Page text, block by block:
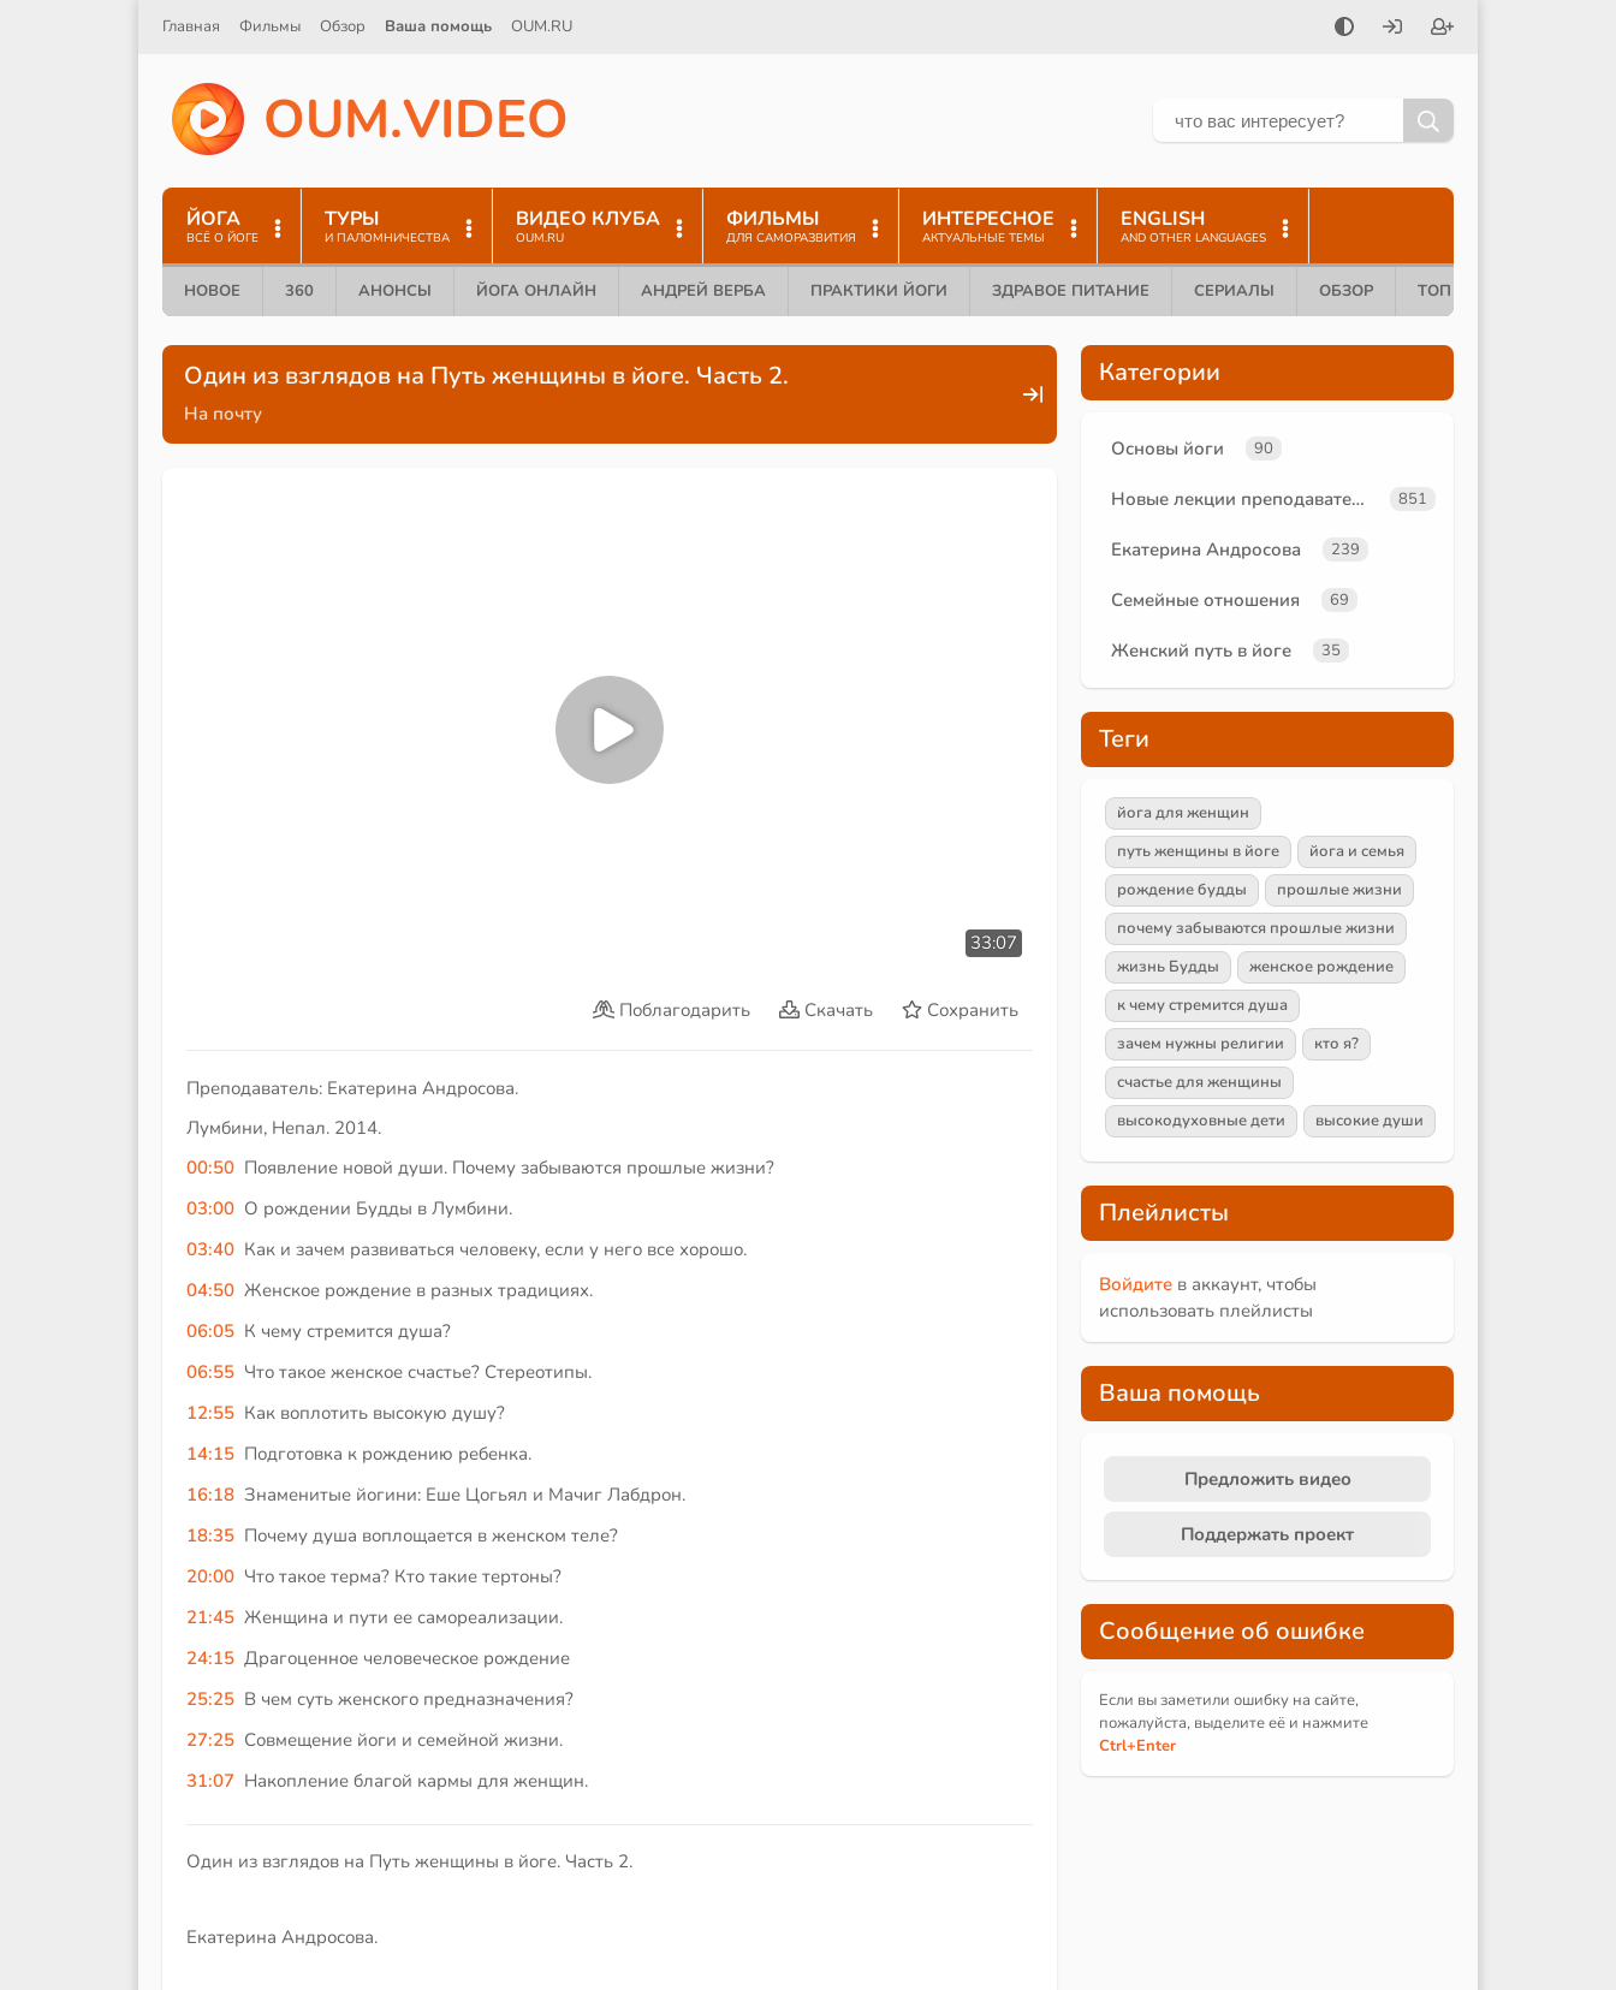
Главная Фильмы Обзор Ваша помощь OUM.RU
OUM.VIDEO
ЙОГА
ВСЁ О ЙОГЕ
ТУРЫ
И ПАЛОМНИЧЕСТВА
ВИДЕО КЛУБА
OUM.RU
ФИЛЬМЫ
ДЛЯ САМОРАЗВИТИЯ
ИНТЕРЕСНОЕ
АКТУАЛЬНЫЕ ТЕМЫ
ENGLISH
AND OTHER LANGUAGES
НОВОЕ 360 АНОНСЫ ЙОГА ОНЛАЙН АНДРЕЙ ВЕРБА ПРАКТИКИ ЙОГИ ЗДРАВОЕ ПИТАНИЕ СЕРИАЛЫ ОБЗОР ТОП 10
Один из взглядов на Путь женщины в йоге. Часть 2.
На почту
33:07
Поблагодарить Скачать Сохранить
Преподаватель: Екатерина Андросова.
Лумбини, Непал. 2014.
00:50 Появление новой души. Почему забываются прошлые жизни?
03:00 О рождении Будды в Лумбини.
03:40 Как и зачем развиваться человеку, если у него все хорошо.
04:50 Женское рождение в разных традициях.
06:05 К чему стремится душа?
06:55 Что такое женское счастье? Стереотипы.
12:55 Как воплотить высокую душу?
14:15 Подготовка к рождению ребенка.
16:18 Знаменитые йогини: Еше Цогьял и Мачиг Лабдрон.
18:35 Почему душа воплощается в женском теле?
20:00 Что такое терма? Кто такие тертоны?
21:45 Женщина и пути ее самореализации.
24:15 Драгоценное человеческое рождение
25:25 В чем суть женского предназначения?
27:25 Совмещение йоги и семейной жизни.
31:07 Накопление благой кармы для женщин.
Один из взглядов на Путь женщины в йоге. Часть 2.
Екатерина Андросова.
Категории
Основы йоги 90
Новые лекции преподавателей 851
Екатерина Андросова 239
Семейные отношения 69
Женский путь в йоге 35
Теги
йога для женщин
путь женщины в йоге
йога и семья
рождение будды
прошлые жизни
почему забываются прошлые жизни
жизнь Будды
женское рождение
к чему стремится душа
зачем нужны религии
кто я?
счастье для женщины
высокодуховные дети
высокие души
Плейлисты
Войдите в аккаунт, чтобы
использовать плейлисты
Ваша помощь
Предложить видео
Поддержать проект
Сообщение об ошибке
Если вы заметили ошибку на сайте,
пожалуйста, выделите её и нажмите
Ctrl+Enter